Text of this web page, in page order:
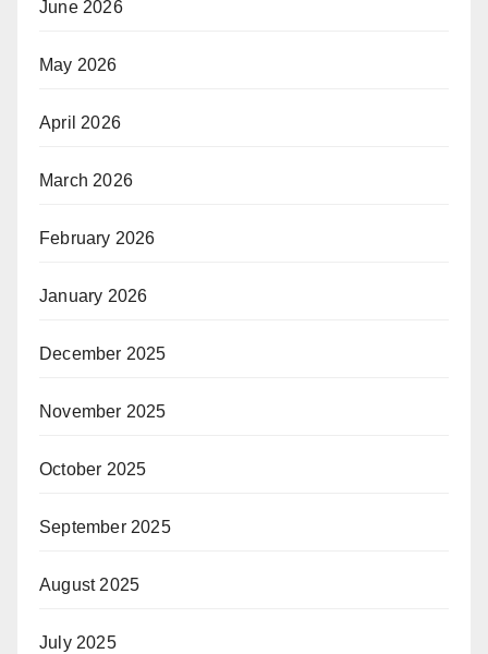
June 2026
May 2026
April 2026
March 2026
February 2026
January 2026
December 2025
November 2025
October 2025
September 2025
August 2025
July 2025